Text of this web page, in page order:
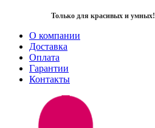
Только для красивых и умных!
О компании
Доставка
Оплата
Гарантии
Контакты